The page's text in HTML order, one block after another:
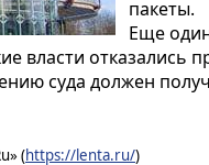
пакеты.
Еще
власти
суда должен
(https://lenta.ru/)